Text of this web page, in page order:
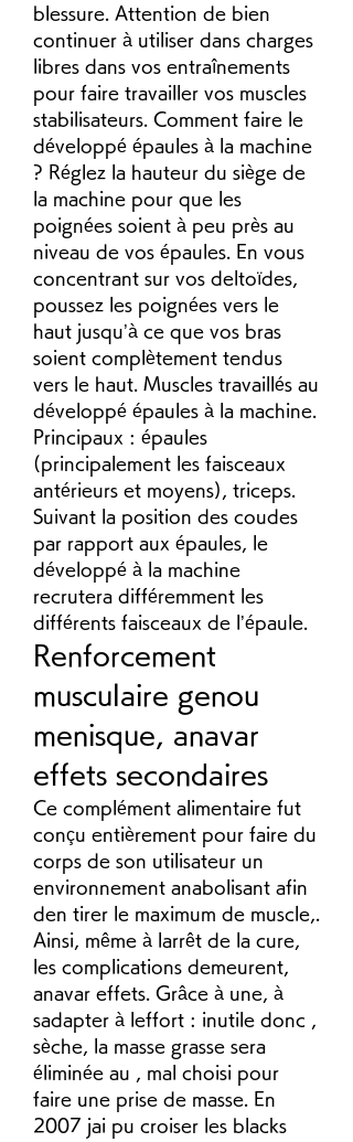
blessure. Attention de bien
continuer à utiliser dans charges
libres dans vos entraînements
pour faire travailler vos muscles
stabilisateurs. Comment faire le
développé épaules à la machine
? Réglez la hauteur du siège de
la machine pour que les
poignées soient à peu près au
niveau de vos épaules. En vous
concentrant sur vos deltoïdes,
poussez les poignées vers le
haut jusqu’à ce que vos bras
soient complètement tendus
vers le haut. Muscles travaillés au
développé épaules à la machine.
Principaux : épaules
(principalement les faisceaux
antérieurs et moyens), triceps.
Suivant la position des coudes
par rapport aux épaules, le
développé à la machine
recrutera différemment les
différents faisceaux de l’épaule.
Renforcement
musculaire genou
menisque, anavar
effets secondaires
Ce complément alimentaire fut
conçu entièrement pour faire du
corps de son utilisateur un
environnement anabolisant afin
den tirer le maximum de muscle,.
Ainsi, même à larrêt de la cure,
les complications demeurent,
anavar effets. Grâce à une, à
sadapter à leffort : inutile donc ,
sèche, la masse grasse sera
éliminée au , mal choisi pour
faire une prise de masse. En
2007 jai pu croiser les blacks